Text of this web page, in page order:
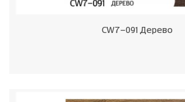
CW7-091 Дерево